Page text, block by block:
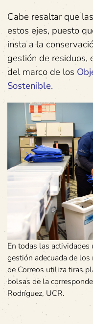
Cabe resaltar que
estos ejes, puesto
insta a la
gestión de residuos,
del marco de los
Sostenible.
En todas las
gestión adecuada de
de Correos utiliza tiras
bolsas de la
Rodríguez, UCR.